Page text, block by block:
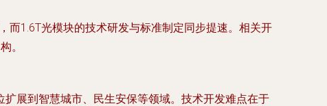
而1.6T光模块的技术研发与标准制定同步提速。相关开
。
展到智慧城市、民生安保等领域。技术开发难点在于